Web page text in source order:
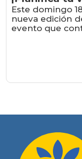
Este domingo
nueva edición
evento que